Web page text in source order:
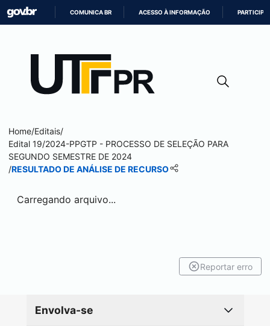
CONTEÚDO
COMUNICA BR ACESSO À INFORMAÇÃO PARTICIPE
Home/Editais/
Edital 19/2024-PPGTP - PROCESSO DE SELEÇÃO PARA
SEGUNDO SEMESTRE DE 2024
/RESULTADO DE ANÁLISE DE RECURSO
Carregando arquivo...
Reportar erro
Envolva-se